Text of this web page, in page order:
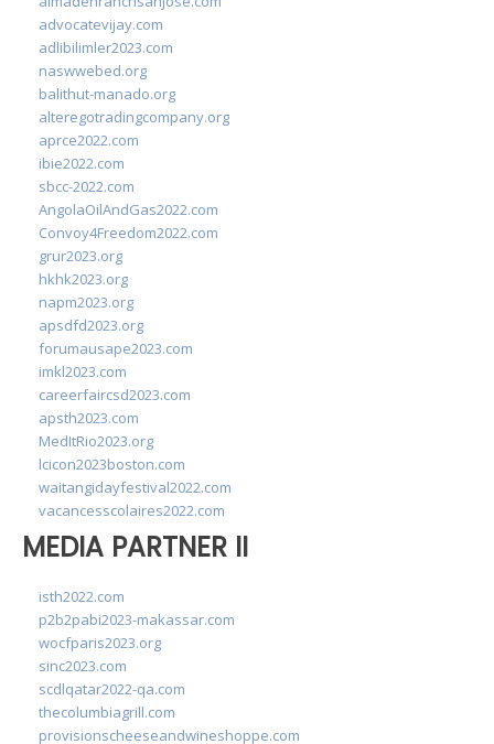
advocatevijay.com
adlibilimler2023.com
naswwebed.org
balithut-manado.org
alteregotradingcompany.org
aprce2022.com
ibie2022.com
sbcc-2022.com
AngolaOilAndGas2022.com
Convoy4Freedom2022.com
grur2023.org
hkhk2023.org
napm2023.org
apsdfd2023.org
forumausape2023.com
imkl2023.com
careerfaircsd2023.com
apsth2023.com
MedItRio2023.org
lcicon2023boston.com
waitangidayfestival2022.com
vacancesscolaires2022.com
MEDIA PARTNER II
isth2022.com
p2b2pabi2023-makassar.com
wocfparis2023.org
sinc2023.com
scdlqatar2022-qa.com
thecolumbiagrill.com
provisionscheeseandwineshoppe.com